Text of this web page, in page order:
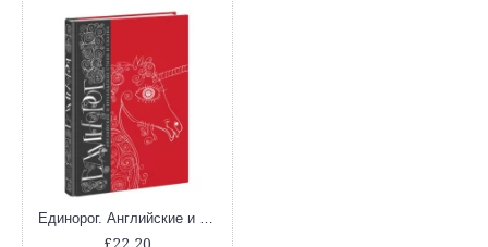
£22.20